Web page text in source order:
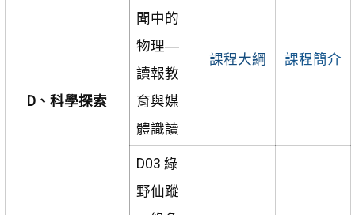
D、科學探索
聞中的
物理―
讀報教
育與媒
體識讀
課程大綱 課程簡介
D03 綠
野仙蹤